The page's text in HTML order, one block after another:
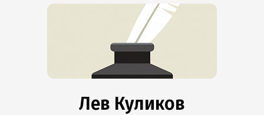
Лев Куликов